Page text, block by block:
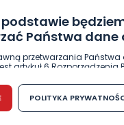
podstawie
Państwa dane
przetwarzania
artykuł 6 Rozporządzenia
osób fizycznych w
danych osobowych w
takich danych
WE (RODO).
POLITYKA
reklama@wlkp24.info